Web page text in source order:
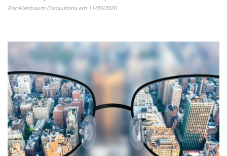
Por Kienbaum Consultoria em 11/03/2026